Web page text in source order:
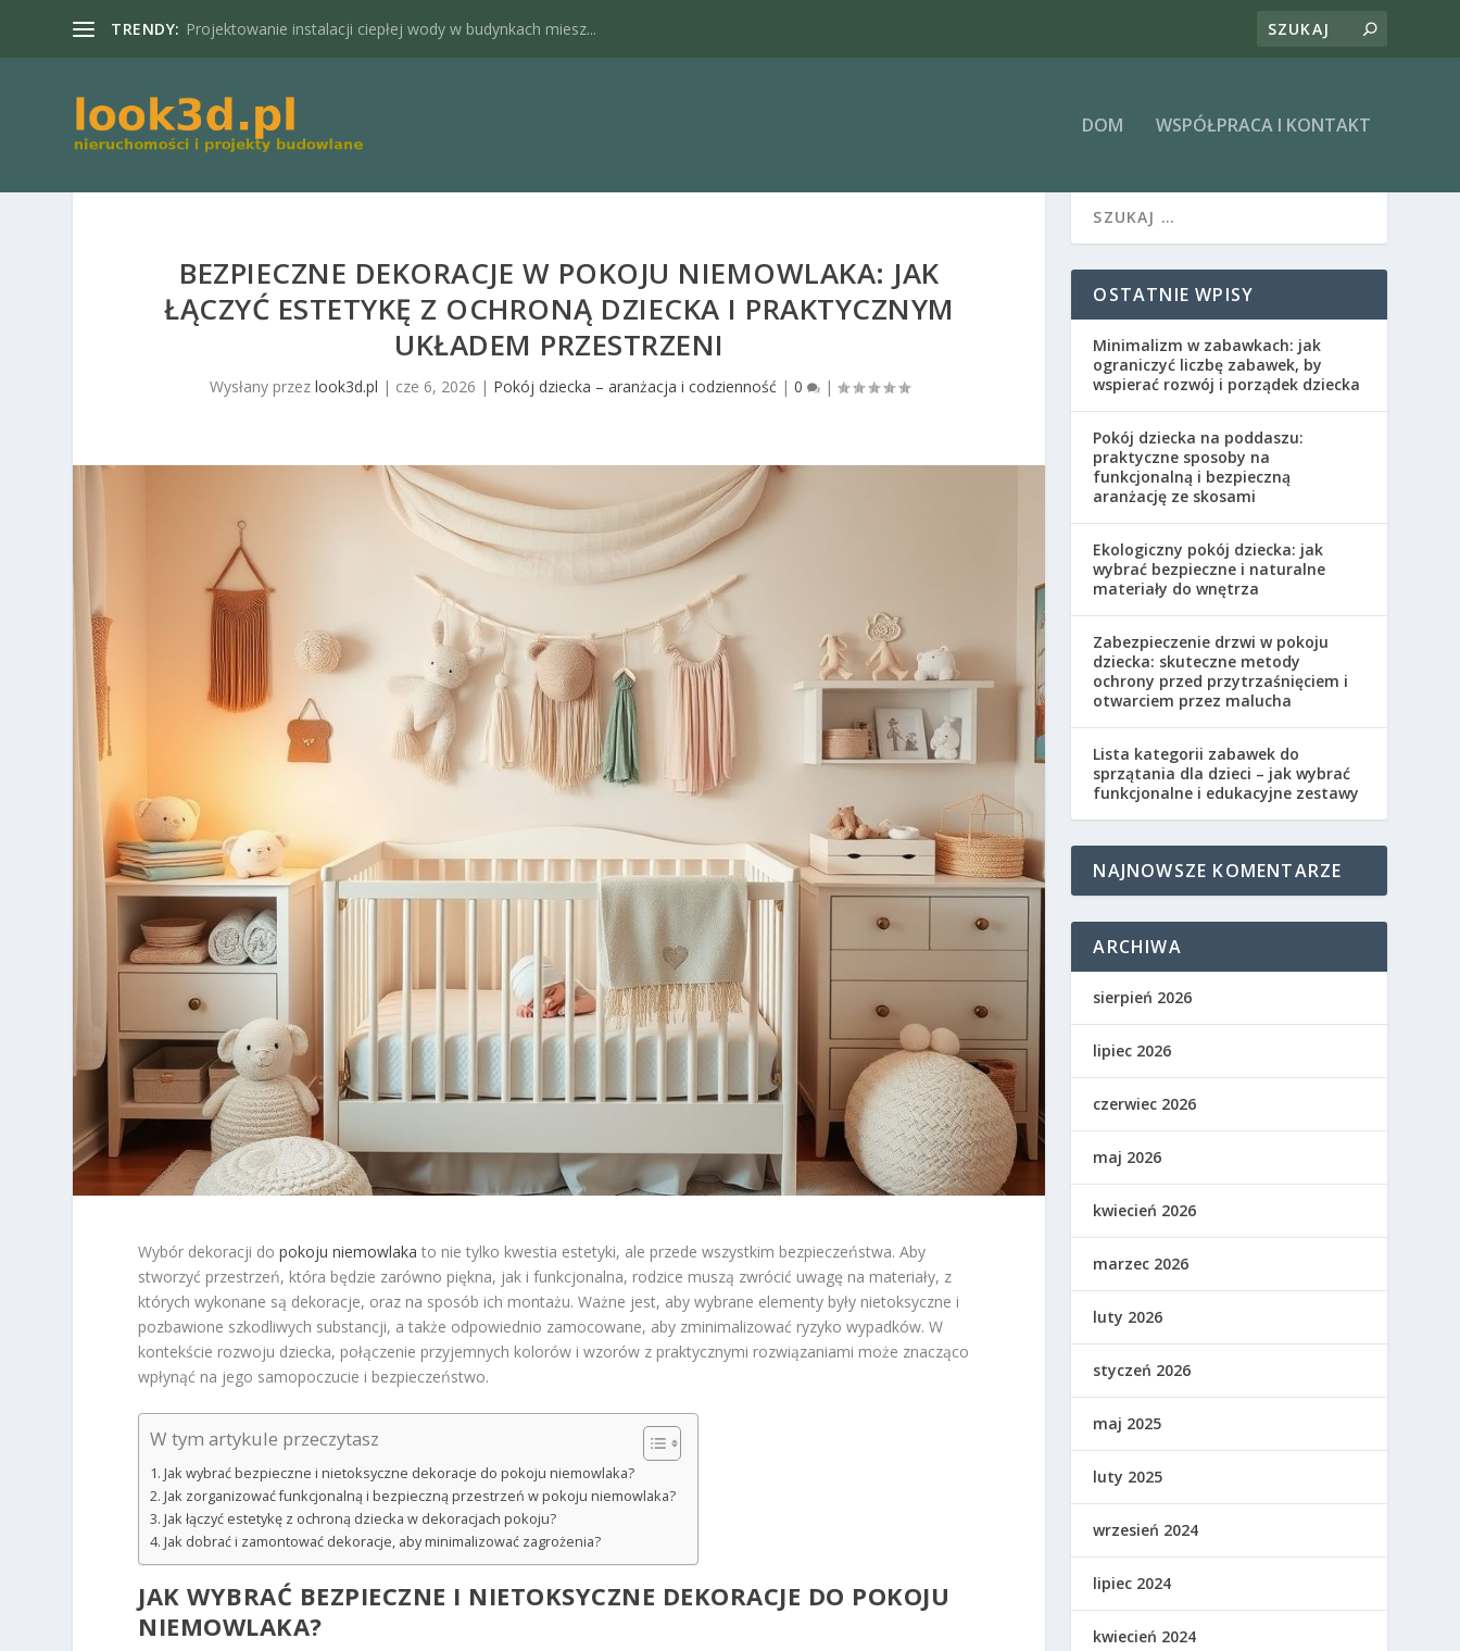
TRENDY: Projektowanie instalacji ciepłej wody w budynkach miesz...
DOM WSPÓŁPRACA I KONTAKT
BEZPIECZNE DEKORACJE W POKOJU NIEMOWLAKA: JAK
ŁĄCZYĆ ESTETYKĘ Z OCHRONĄ DZIECKA I PRAKTYCZNYM
UKŁADEM PRZESTRZENI
Wysłany przez look3d.pl | cze 6, 2026 | Pokój dziecka – aranżacja i codzienność | 0 |
Wybór dekoracji dopokoju niemowlaka to nie tylko kwestia estetyki, ale przede wszystkim bezpieczeństwa. Aby
stworzyć przestrzeń, która będzie zarówno piękna, jak i funkcjonalna, rodzice muszą zwrócić uwagę na materiały, z
których wykonane są dekoracje, oraz na sposób ich montażu. Ważne jest, aby wybrane elementy były nietoksyczne i
pozbawione szkodliwych substancji, a także odpowiednio zamocowane, aby zminimalizować ryzyko wypadków. W
kontekście rozwoju dziecka, połączenie przyjemnych kolorów i wzorów z praktycznymi rozwiązaniami może znacząco
wpłynąć na jego samopoczucie i bezpieczeństwo.
W tym artykule przeczytasz
Jak wybrać bezpieczne i nietoksyczne dekoracje do pokoju niemowlaka?
Jak zorganizować funkcjonalną i bezpieczną przestrzeń w pokoju niemowlaka?
Jak łączyć estetykę z ochroną dziecka w dekoracjach pokoju?
Jak dobrać i zamontować dekoracje, aby minimalizować zagrożenia?
JAK WYBRAĆ BEZPIECZNE I NIETOKSYCZNE DEKORACJE DO POKOJU
NIEMOWLAKA?
OSTATNIE WPISY
Minimalizm w zabawkach: jak
ograniczyć liczbę zabawek, by
wspierać rozwój i porządek dziecka
Pokój dziecka na poddaszu:
praktyczne sposoby na
funkcjonalną i bezpieczną
aranżację ze skosami
Ekologiczny pokój dziecka: jak
wybrać bezpieczne i naturalne
materiały do wnętrza
Zabezpieczenie drzwi w pokoju
dziecka: skuteczne metody
ochrony przed przytrzaśnięciem i
otwarciem przez malucha
Lista kategorii zabawek do
sprzątania dla dzieci – jak wybrać
funkcjonalne i edukacyjne zestawy
NAJNOWSZE KOMENTARZE
ARCHIWA
sierpień 2026
lipiec 2026
czerwiec 2026
maj 2026
kwiecień 2026
marzec 2026
luty 2026
styczeń 2026
maj 2025
luty 2025
wrzesień 2024
lipiec 2024
kwiecień 2024